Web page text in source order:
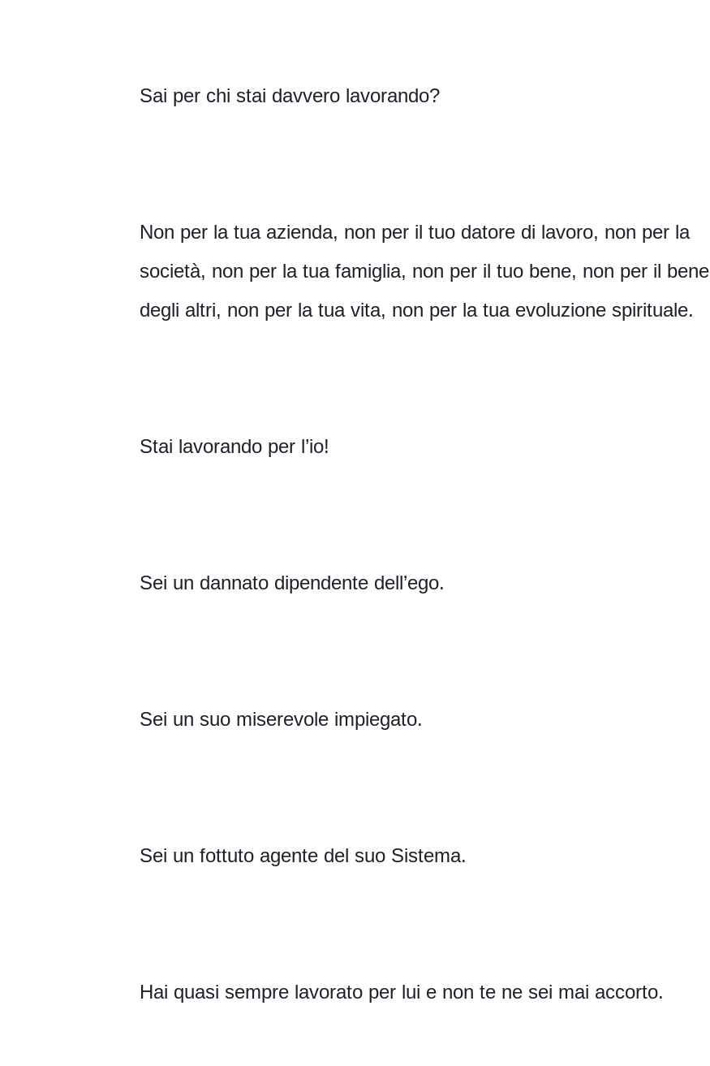
Sai per chi stai davvero lavorando?
Non per la tua azienda, non per il tuo datore di lavoro, non per la
società, non per la tua famiglia, non per il tuo bene, non per il bene
degli altri, non per la tua vita, non per la tua evoluzione spirituale.
Stai lavorando per l’io!
Sei un dannato dipendente dell’ego.
Sei un suo miserevole impiegato.
Sei un fottuto agente del suo Sistema.
Hai quasi sempre lavorato per lui e non te ne sei mai accorto.